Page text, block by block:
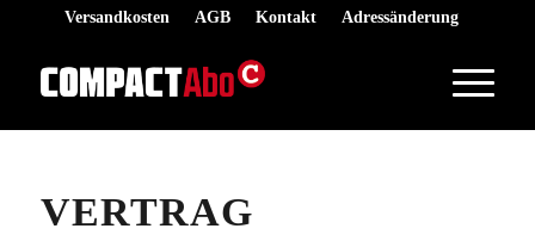
Versandkosten AGB Kontakt Adressänderung
VERTRAG